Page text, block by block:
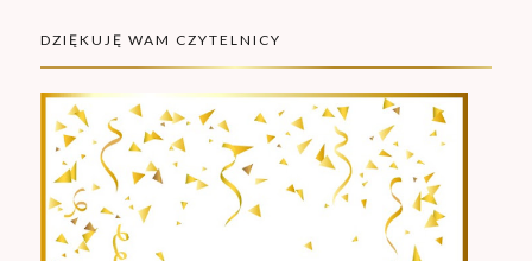
DZIĘKUJĘ WAM CZYTELNICY